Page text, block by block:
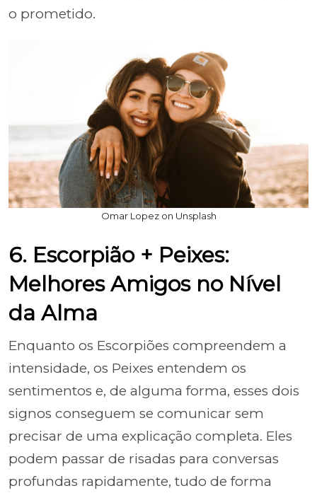
o prometido.
Omar Lopez on Unsplash
6. Escorpião + Peixes:
Melhores Amigos no Nível
da Alma
Enquanto os Escorpiões compreendem a
intensidade, os Peixes entendem os
sentimentos e, de alguma forma, esses dois
signos conseguem se comunicar sem
precisar de uma explicação completa. Eles
podem passar de risadas para conversas
profundas rapidamente, tudo de forma